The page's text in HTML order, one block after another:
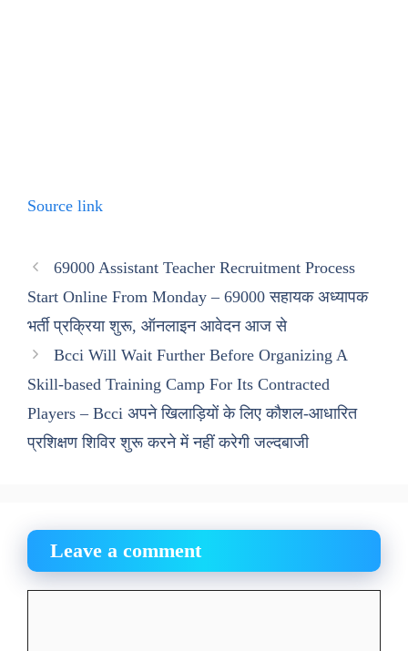
Source link
69000 Assistant Teacher Recruitment Process
Start Online From Monday – 69000 सहायक अध्यापक
भर्ती प्रक्रिया शुरू, ऑनलाइन आवेदन आज से
Bcci Will Wait Further Before Organizing A
Skill-based Training Camp For Its Contracted
Players – Bcci अपने खिलाड़ियों के लिए कौशल-आधारित
प्रशिक्षण शिविर शुरू करने में नहीं करेगी जल्दबाजी
Leave a comment